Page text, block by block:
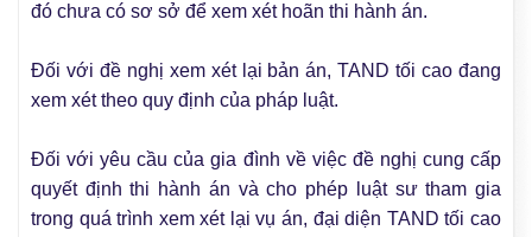
đó chưa có sơ sở để xem xét hoãn thi hành án.
Đối với đề nghị xem xét lại bản án, TAND tối cao đang
xem xét theo quy định của pháp luật.
Đối với yêu cầu của gia đình về việc đề nghị cung cấp
quyết định thi hành án và cho phép luật sư tham gia
trong quá trình xem xét lại vụ án, đại diện TAND tối cao